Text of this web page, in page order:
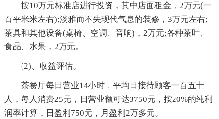
按10万元标准店进行投资，其中店面租金，2万元(一
百平米米左右);淡雅而不失现代气息的装修，3万元左右;
茶具和其他设备(桌椅、空调、音响)，2万元;各种茶叶、
食品、水果，2万元。
(2)、收益评估。
茶餐厅每日营业14小时，平均日接待顾客一百五十
人，每人消费25元，日营业额可达3750元，按20%的纯利
润率计算，日盈利750元，月盈利2万多元。